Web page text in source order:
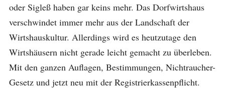
oder Sigleß haben gar keins mehr. Das Dorfwirtshaus
verschwindet immer mehr aus der Landschaft der
Wirtshauskultur. Allerdings wird es heutzutage den
Wirtshäusern nicht gerade leicht gemacht zu überleben.
Mit den ganzen Auflagen, Bestimmungen, Nichtraucher-
Gesetz und jetzt neu mit der Registrierkassenpflicht.